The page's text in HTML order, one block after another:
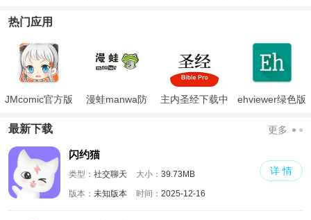
载安装包手机版
热门应用
JMcomic官方版
漫蛙manwa防
主内圣经下载中
ehviewer绿色版
最新下载 更多
闪约猫
类型： 社交聊天 大小： 39.73MB
版本： 未知版本 时间： 2025-12-16
详 情